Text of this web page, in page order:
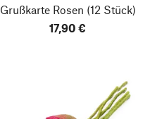
Grußkarte Rosen (12 Stück)
17,90 €